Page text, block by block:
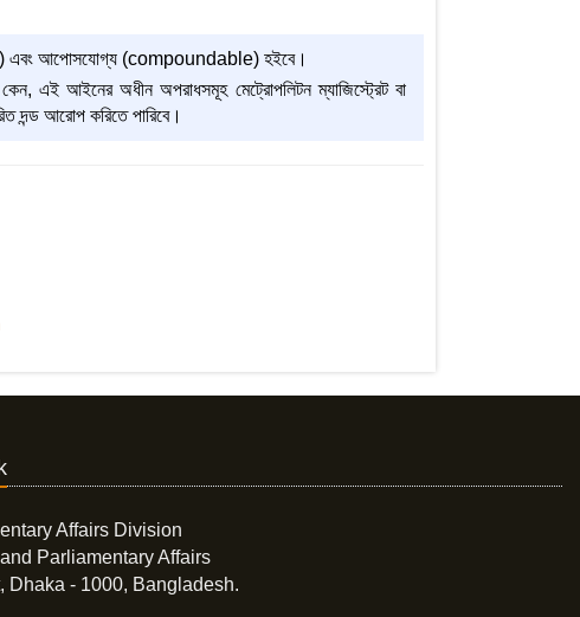
এবং আপোসযোগ্য (compoundable) হইবে।
আইনের অধীন অপরাধসমূহ মেট্রোপলিটন ম্যাজিস্ট্রেট বা
দন্ড আরোপ করিতে পারিবে।
Affairs Division
Parliamentary Affairs
Dhaka - 1000, Bangladesh.